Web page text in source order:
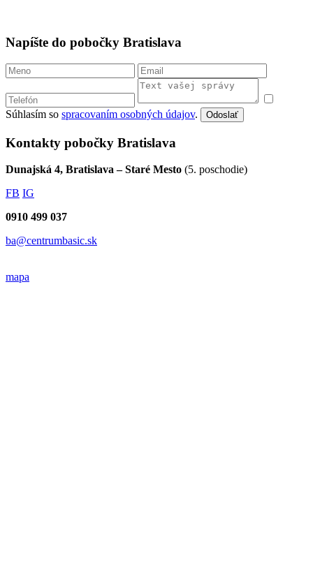
Napíšte do pobočky Bratislava
Súhlasím so spracovaním osobných údajov. Odoslať
Kontakty pobočky Bratislava
Dunajská 4, Bratislava – Staré Mesto (5. poschodie)
FB IG
0910 499 037
ba@centrumbasic.sk
mapa